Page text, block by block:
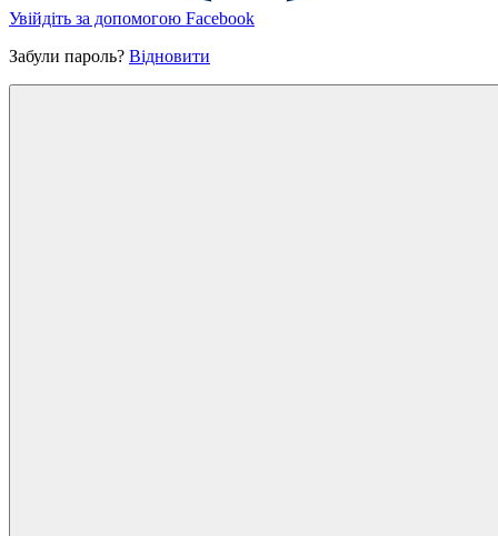
Увійдіть за допомогою Facebook
Забули пароль? Відновити